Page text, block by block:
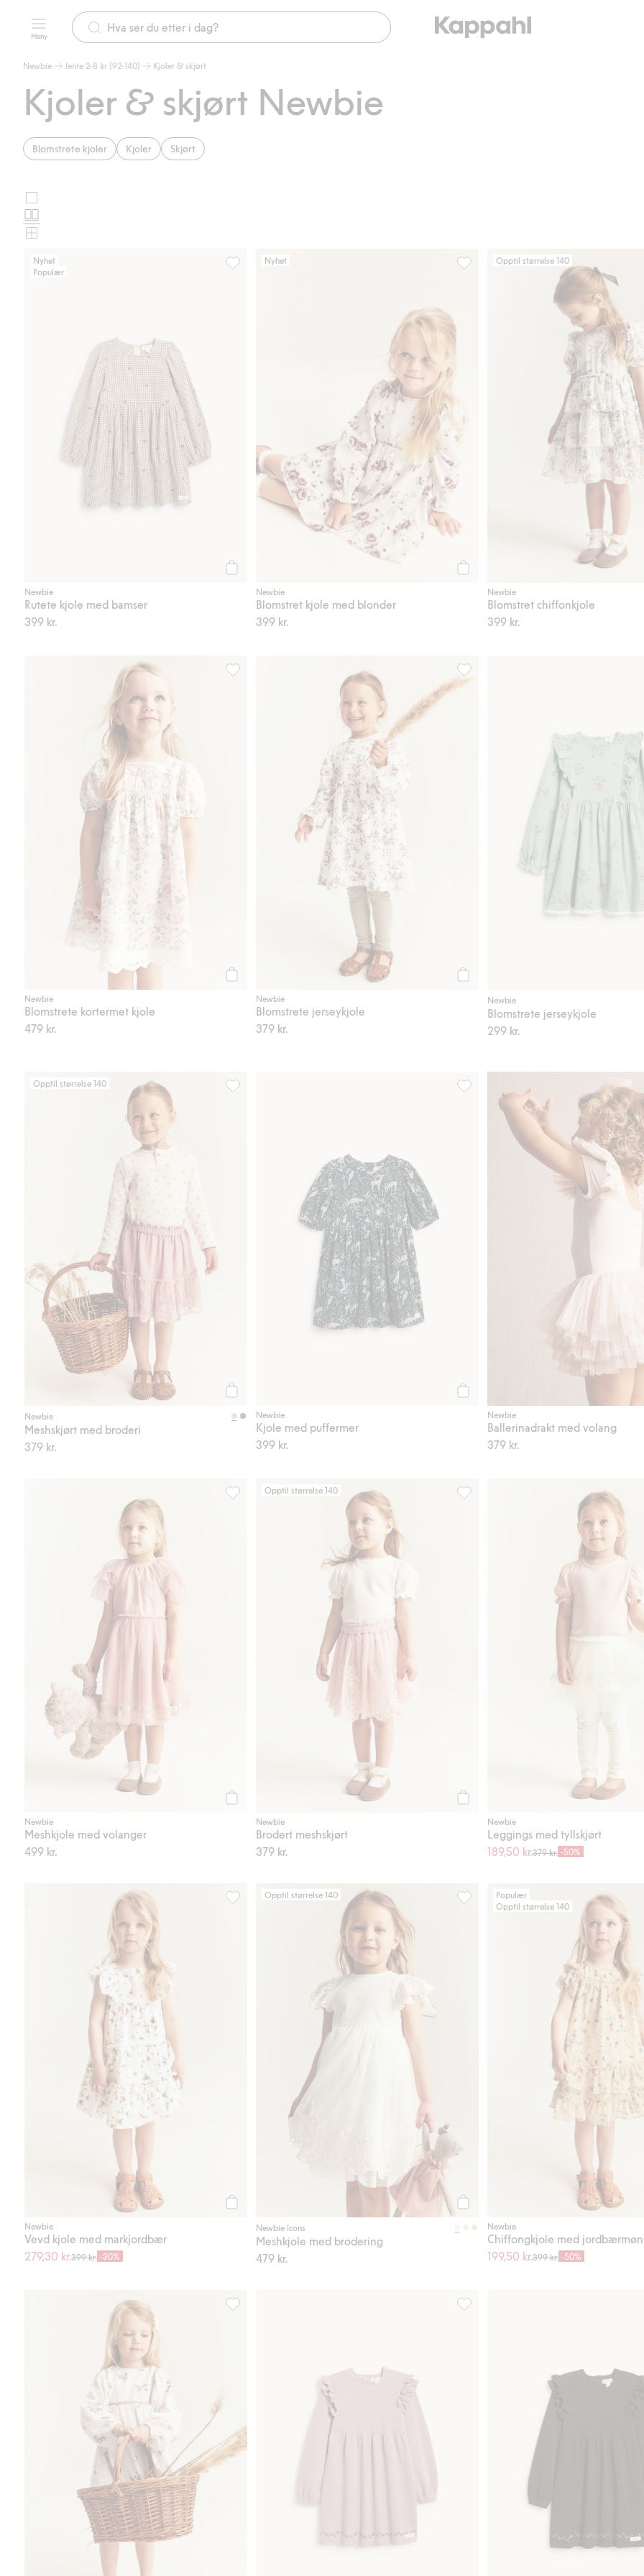
Meny
Newbie Jente 2-8 år (92-140) Kjoler & skjørt
Kjoler & skjørt Newbie
Blomstrete kjoler Kjoler Skjørt
Velg
oppsett
for
produktkort
Nyhet
Populær
Newbie
Rutete kjole med bamser
399 kr.
Nyhet
Newbie
Blomstret kjole med blonder
399 kr.
Blomstret kjole med blonder, Legg til i
Opptil størrelse 140
Newbie
Blomstret chiffonkjole
399 kr.
Newbie
Blomstrete kortermet kjole
479 kr.
Blomstrete kortermet kjole, Legg til i favoriter
Newbie
Blomstrete jerseykjole
379 kr.
Blomstrete jerseykjole, Legg til i
Newbie
Blomstrete jerseykjole
299 kr.
Opptil størrelse 140
Newbie
Meshskjørt med broderi
379 kr.
Legg til
Newbie
Kjole med puffermer
399 kr.
Kjole med puffermer, Legg til i
Newbie
Ballerinadrakt med volang
379 kr.
Newbie
Meshkjole med volanger
499 kr.
Meshkjole med volanger, Legg til i favoriter
Opptil størrelse 140
Newbie
Brodert meshskjørt
379 kr.
Brodert meshskjørt, Legg til i favoriter
Newbie
Leggings med tyllskjørt
189,50 kr.379 kr. -50%
Newbie
Vevd kjole med markjordbær
279,30 kr.399 kr. -30%
Vevd kjole med markjordbær, Legg til i favoriter
Opptil størrelse 140
Legg til
Newbie Icons
Meshkjole med brodering
479 kr.
Meshkjole med brodering, Legg til i
Populær
Opptil størrelse 140
Newbie
Chiffongkjole med
199,50 kr.399 kr. -50%